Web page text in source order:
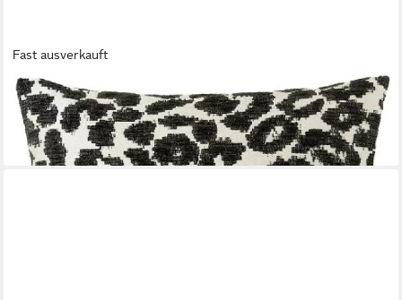
Fast ausverkauft
ROHLEDER
Kissenhülle Kissenhülle Savannah Leo Black (45x45cm)
56,59 €
lieferbar - in 2-3 Werktagen bei dir